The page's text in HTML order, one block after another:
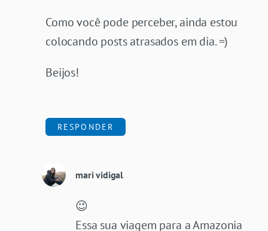
Como você pode perceber, ainda estou
colocando posts atrasados em dia. =)
Beijos!
RESPONDER
mari vidigal
😉
Essa sua viagem para a Amazonia